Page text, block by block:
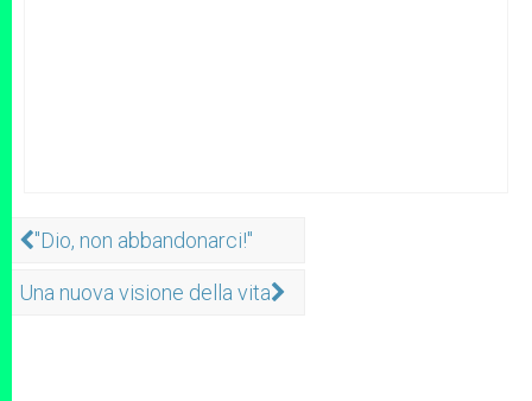
"Dio, non abbandonarci!"
Una nuova visione della vita